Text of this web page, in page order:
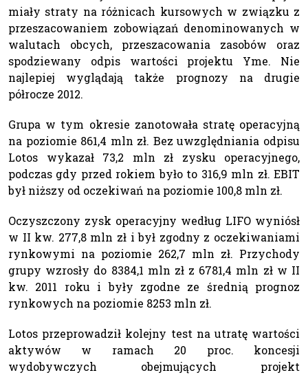
miały straty na różnicach kursowych w związku z
przeszacowaniem zobowiązań denominowanych w
walutach obcych, przeszacowania zasobów oraz
spodziewany odpis wartości projektu Yme. Nie
najlepiej wyglądają także prognozy na drugie
półrocze 2012.
Grupa w tym okresie zanotowała stratę operacyjną
na poziomie 861,4 mln zł. Bez uwzględniania odpisu
Lotos wykazał 73,2 mln zł zysku operacyjnego,
podczas gdy przed rokiem było to 316,9 mln zł. EBIT
był niższy od oczekiwań na poziomie 100,8 mln zł.
Oczyszczony zysk operacyjny według LIFO wyniósł
w II kw. 277,8 mln zł i był zgodny z oczekiwaniami
rynkowymi na poziomie 262,7 mln zł. Przychody
grupy wzrosły do 8384,1 mln zł z 6781,4 mln zł w II
kw. 2011 roku i były zgodne ze średnią prognoz
rynkowych na poziomie 8253 mln zł.
Lotos przeprowadził kolejny test na utratę wartości
aktywów w ramach 20 proc. koncesji
wydobywczych obejmujących projekt